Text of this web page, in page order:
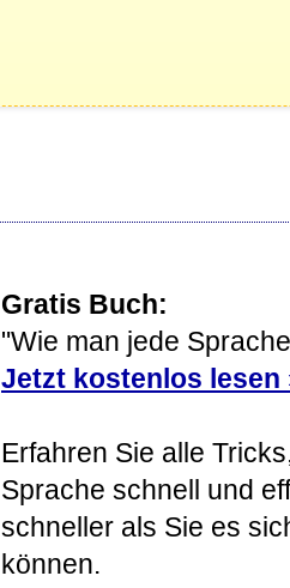
Gratis Buch:
"Wie man jede
Jetzt kostenlos lesen
Erfahren Sie alle
Sprache schnell und
schneller als Sie es
können.